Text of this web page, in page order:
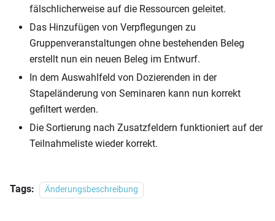
fälschlicherweise auf die Ressourcen geleitet.
Das Hinzufügen von Verpflegungen zu
Gruppenveranstaltungen ohne bestehenden Beleg
erstellt nun ein neuen Beleg im Entwurf.
In dem Auswahlfeld von Dozierenden in der
Stapeländerung von Seminaren kann nun korrekt
gefiltert werden.
Die Sortierung nach Zusatzfeldern funktioniert auf der
Teilnahmeliste wieder korrekt.
Tags: Änderungsbeschreibung